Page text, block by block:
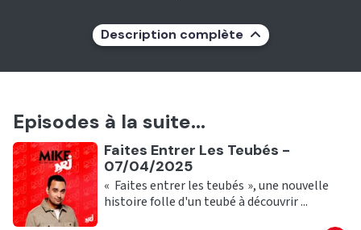
Description complète
Episodes à la suite...
Ecouter
Faites Entrer Les Teubés -
07/04/2025
« Faites entrer les teubés », une nouvelle
histoire folle d'un teubé à découvrir ...